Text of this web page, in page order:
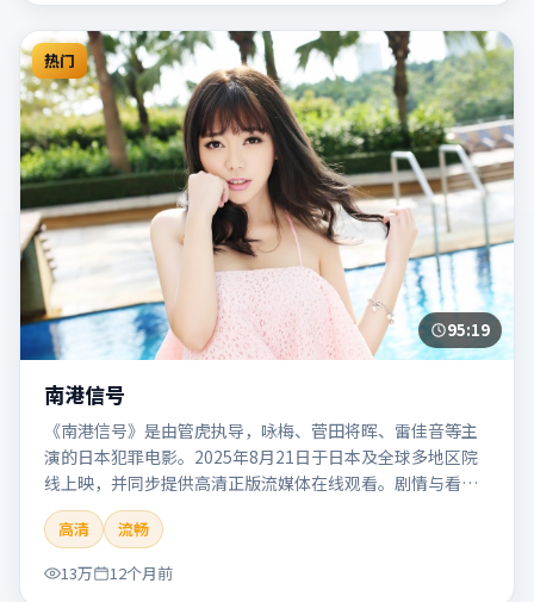
热门
95:19
南港信号
《南港信号》是由管虎执导，咏梅、菅田将晖、雷佳音等主
演的日本犯罪电影。2025年8月21日于日本及全球多地区院
线上映，并同步提供高清正版流媒体在线观看。剧情与看
点：聚焦案件与人性灰色地带，张力十足，兼具社会观察与
戏剧冲突。本片适合检索「南港信号」「管虎」「犯罪」
「日本」「2025」「2025-08-21上映」等关键词的影迷阅读
简介与主创信息。
高清
流畅
13万
12个月前